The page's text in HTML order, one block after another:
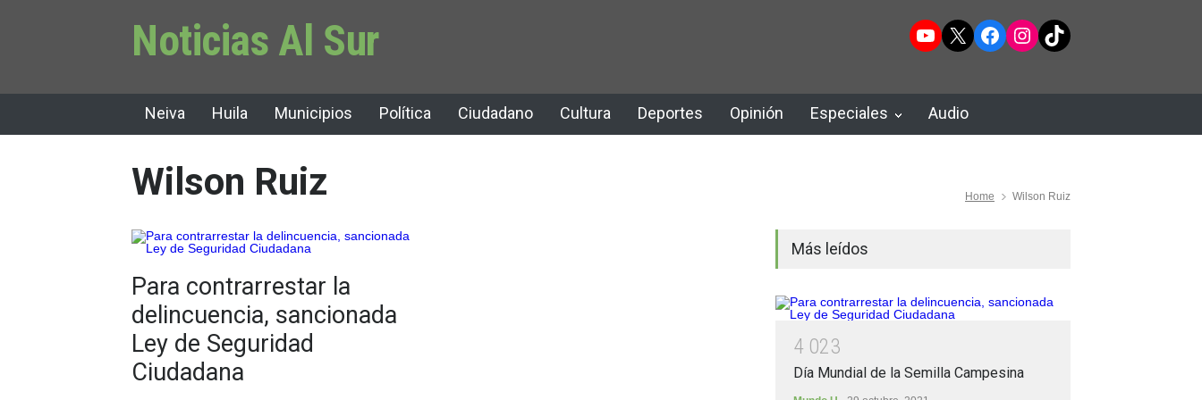
Noticias Al Sur YouTube
X Facebook
Instagram
TikTok
Neiva Huila Municipios Política Ciudadano Cultura Deportes Opinión Especiales Audio
Wilson Ruiz Home Wilson Ruiz
Para contrarrestar la
delincuencia, sancionada
Ley de Seguridad
Ciudadana
Más leídos
4 023
Día Mundial de la Semilla Campesina